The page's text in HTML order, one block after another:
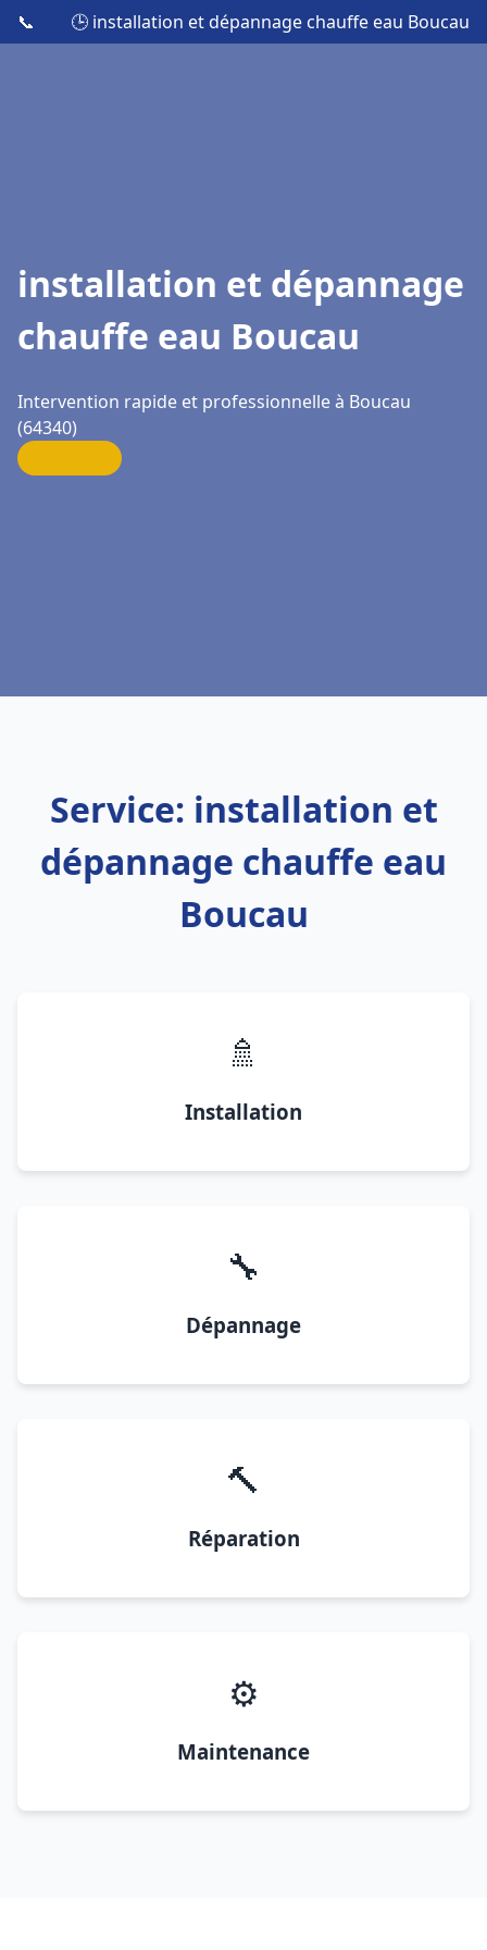
📞 🕒 installation et dépannage chauffe eau Boucau
installation et dépannage
chauffe eau Boucau
Intervention rapide et professionnelle à Boucau
(64340)
Service: installation et
dépannage chauffe eau
Boucau
🚿
Installation
🔧
Dépannage
🔨
Réparation
⚙️
Maintenance